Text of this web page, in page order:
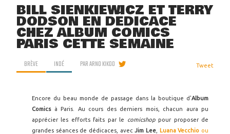
BILL SIENKIEWICZ ET TERRY
DODSON EN DÉDICACE
CHEZ ALBUM COMICS
PARIS CETTE SEMAINE
BRÈVE INDÉ PARARNO KIKOO Tweet
Encore du beau monde de passage dans la boutique d'Album
Comics à Paris. Au cours des derniers mois, chacun aura pu
apprécier les efforts faits par le
comicshoppour proposer de
grandes séances de dédicaces, avecJim Lee Luana Vecchio ou